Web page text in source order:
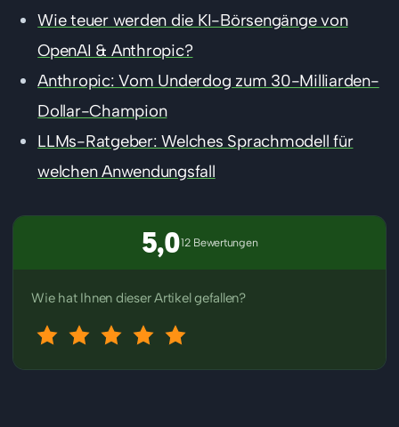
Wie teuer werden die KI-Börsengänge von
OpenAI & Anthropic?
Anthropic: Vom Underdog zum 30-Milliarden-
Dollar-Champion
LLMs-Ratgeber: Welches Sprachmodell für
welchen Anwendungsfall
5,012 Bewertungen
Wie hat Ihnen dieser Artikel gefallen?